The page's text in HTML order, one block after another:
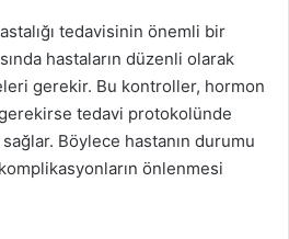
tedavisinin önemli bir
hastaların düzenli olarak
gerekir. Bu kontroller, hormon
tedavi protokolünde
Böylece hastanın durumu
önlenmesi